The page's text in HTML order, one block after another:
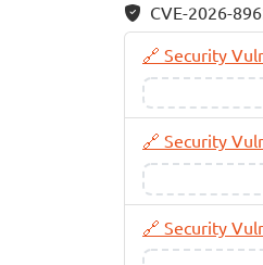
CVE-2026-
🔗 Security
🔗 Security
🔗 Security